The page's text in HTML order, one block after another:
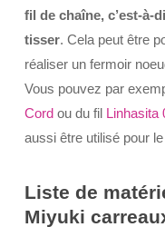
fil de chaîne, c’est-à-
tisser. Cela peut être
réaliser un fermoir
Vous pouvez par
Cordou du fil Linhasita
aussi être utilisé pour
Liste de
Miyuki